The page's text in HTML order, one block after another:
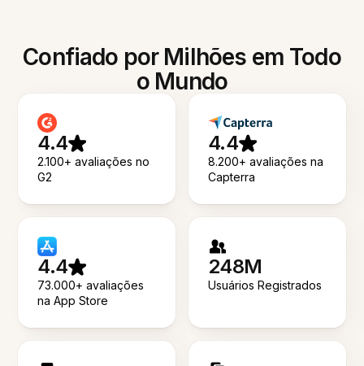
Confiado por Milhões em Todo
o Mundo
4.4
2.100+ avaliações no
G2
4.4
8.200+ avaliações na
Capterra
4.4
73.000+ avaliações
na App Store
248M
Usuários Registrados